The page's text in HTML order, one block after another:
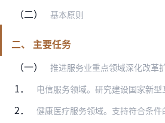
（二） 基本原则
二、 主要任务
（一）
推进服务业重点领域深化改革
1． 电信服务领域。研究建设国家新型互联网交换中心。在北京取消信息服务业务（仅限应用商店，不含网络出
2． 健康医疗服务领域。支持符合条件的外籍及港澳台医生在京开设诊所。探索对干细胞与基因领域医药研发企业